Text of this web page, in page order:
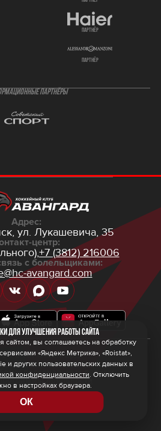
партнёр
партнёр
ПАРТНЁРЫ
Адрес:
ул. Лукашевича, 35
центр:
+7 (3812) 216006
с болельщиками:
avangard.com
ХК «Авангард»
конфиденциальности
персональных данных
лояльности
для улучшения работы сайта
сайтом, вы соглашаетесь на обработку
«Яндекс Метрика», «Roistat»,
и других пользовательских данных в
конфиденциальности. Отключить
в настройках браузера.
ОК